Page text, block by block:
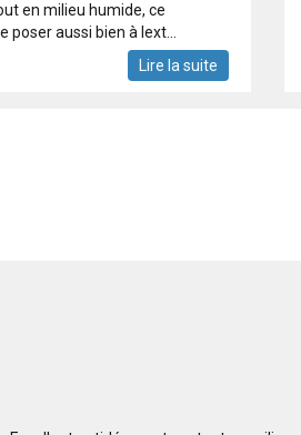
en milieu humide, ce
aussi bien à lext...
Lire la suite